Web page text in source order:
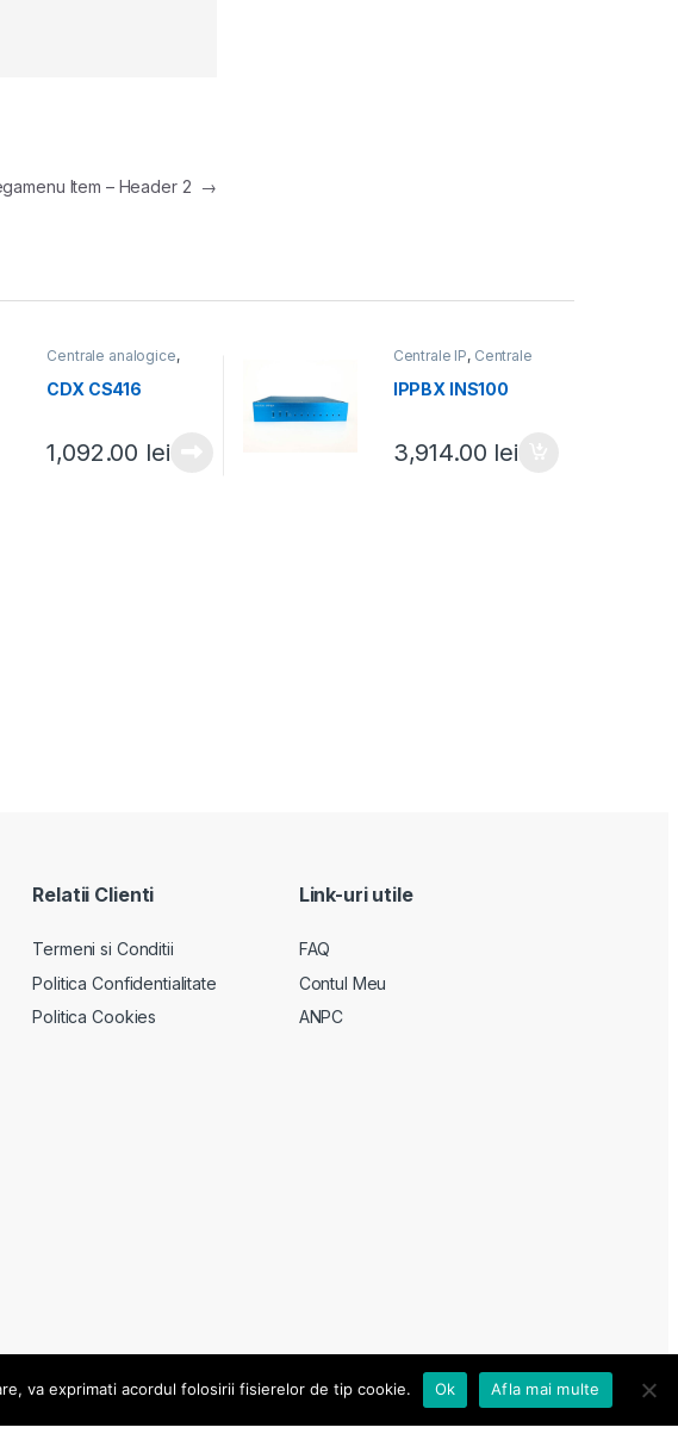
Item – Header 2 →
Centrale analogice,
Centrale telefonice
CDX CS416
1,092.00 lei
Centrale IP, Centrale
IPPBX INS100
3,914.00 lei
Relatii Clienti
Termeni si Conditii
Politica Confidentialitate
Politica Cookies
Link-uri utile
FAQ
Contul Meu
ANPC
va exprimati acordul folosirii fisierelor de tip cookie. Ok Afla mai multe